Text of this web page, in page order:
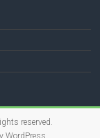
reserved.
WordPress